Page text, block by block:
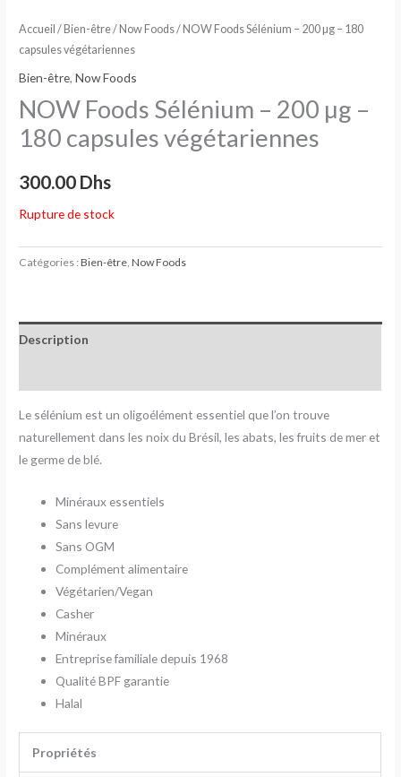
Accueil / Bien-être/ Now Foods/ NOW Foods Sélénium – 200 µg – 180
capsules végétariennes
Bien-être,Now Foods
NOW Foods Sélénium – 200 µg –
180 capsules végétariennes
300.00 Dhs
Rupture de stock
Catégories :Bien-être,Now Foods
Description
Le sélénium est un oligoélément essentiel que l’on trouve
naturellement dans les noix du Brésil, les abats, les fruits de mer et
le germe de blé.
Minéraux essentiels
Sans levure
Sans OGM
Complément alimentaire
Végétarien/Vegan
Casher
Minéraux
Entreprise familiale depuis 1968
Qualité BPF garantie
Halal
Propriétés